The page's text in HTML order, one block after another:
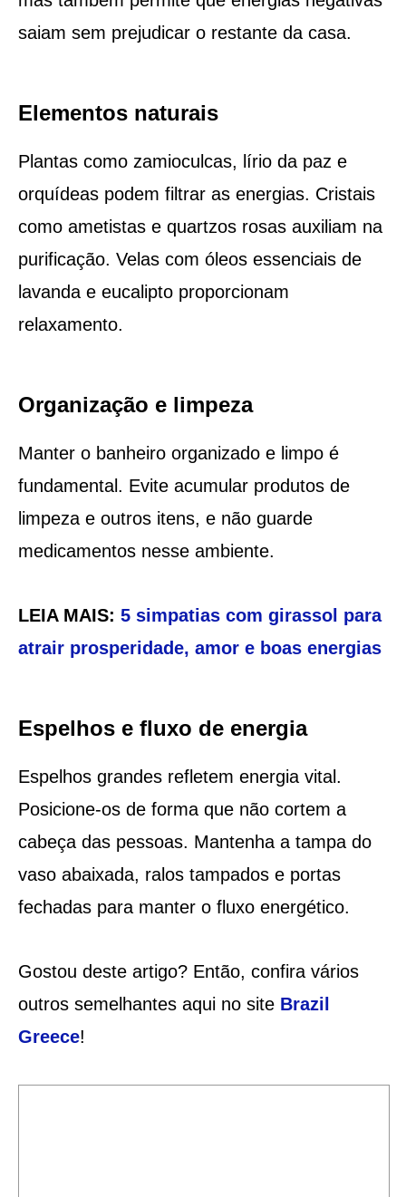
saiam sem prejudicar o restante da casa.
Elementos naturais
Plantas como zamioculcas, lírio da paz e
orquídeas podem filtrar as energias. Cristais
como ametistas e quartzos rosas auxiliam na
purificação. Velas com óleos essenciais de
lavanda e eucalipto proporcionam
relaxamento.
Organização e limpeza
Manter o banheiro organizado e limpo é
fundamental. Evite acumular produtos de
limpeza e outros itens, e não guarde
medicamentos nesse ambiente.
LEIA MAIS: 5 simpatias com girassol para
atrair prosperidade, amor e boas energias
Espelhos e fluxo de energia
Espelhos grandes refletem energia vital.
Posicione-os de forma que não cortem a
cabeça das pessoas. Mantenha a tampa do
vaso abaixada, ralos tampados e portas
fechadas para manter o fluxo energético.
Gostou deste artigo? Então, confira vários
outros semelhantes aqui no site Brazil
Greece!